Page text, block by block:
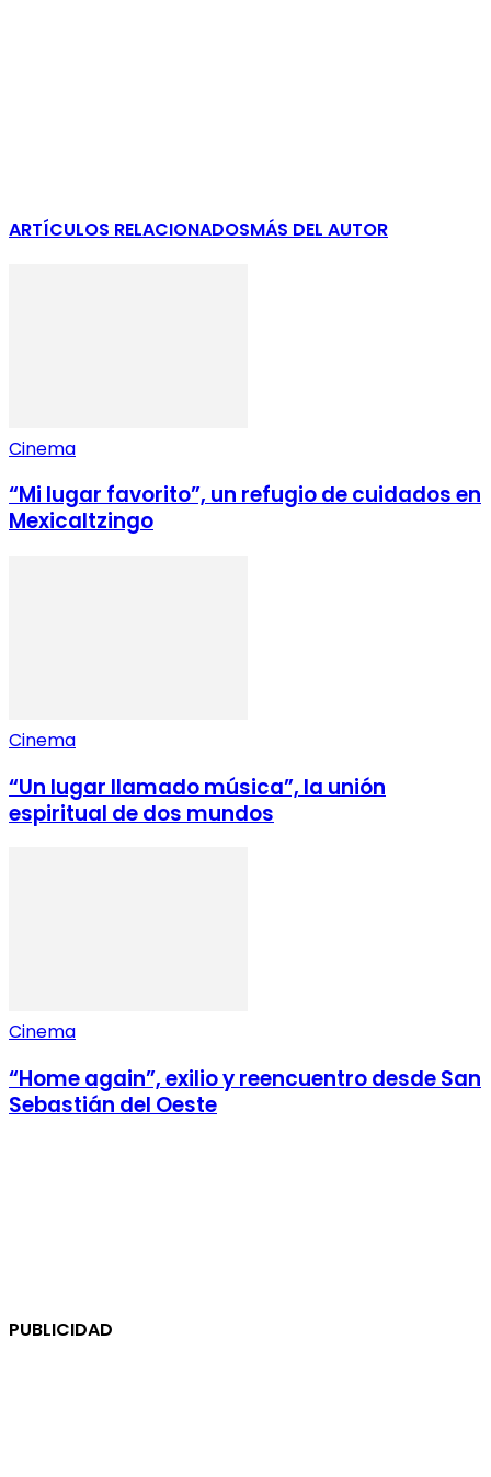
ARTÍCULOS RELACIONADOSMÁS DEL AUTOR
Cinema
“Mi lugar favorito”, un refugio de cuidados en
Mexicaltzingo
Cinema
“Un lugar llamado música”, la unión
espiritual de dos mundos
Cinema
“Home again”, exilio y reencuentro desde San
Sebastián del Oeste
PUBLICIDAD